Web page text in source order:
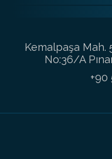
Kemalpaşa Mah.
No:36/A
+90